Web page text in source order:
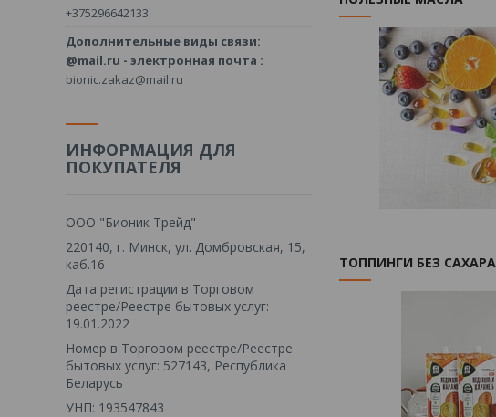
ТОППИНГИ БЕЗ САХАРА
+375296642133
@mail.ru - электронная почта
bionic.zakaz@mail.ru
ИНФОРМАЦИЯ ДЛЯ
ПОКУПАТЕЛЯ
ООО "Бионик Трейд"
220140, г. Минск, ул. Домбровская, 15,
каб.16
Дата регистрации в Торговом
реестре/Реестре бытовых услуг:
19.01.2022
Номер в Торговом реестре/Реестре
бытовых услуг: 527143, Республика
Беларусь
УНП: 193547843